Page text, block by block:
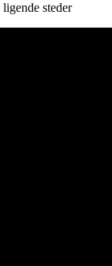
steder